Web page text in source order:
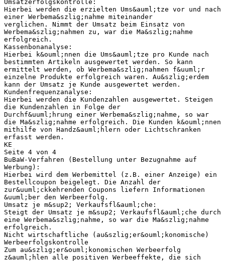
Umsatzerfolgskontrolle:
Hierbei werden die erzielten Ums&auml;tze vor und nach
einer Werbema&szlig;nahme miteinander
verglichen. Nimmt der Umsatz beim Einsatz von
Werbema&szlig;nahmen zu, war die Ma&szlig;nahme
erfolgreich.
Kassenbonanalyse:
Hierbei k&ouml;nnen die Ums&auml;tze pro Kunde nach
bestimmten Artikeln ausgewertet werden. So kann
ermittelt werden, ob Werbema&szlig;nahmen f&uuml;r
einzelne Produkte erfolgreich waren. Au&szlig;erdem
kann der Umsatz je Kunde ausgewertet werden.
Kundenfrequenzanalyse:
Hierbei werden die Kundenzahlen ausgewertet. Steigen
die Kundenzahlen in Folge der
Durchf&uuml;hrung einer Werbema&szlig;nahme, so war
die Ma&szlig;nahme erfolgreich. Die Kunden k&ouml;nnen
mithilfe von Handz&auml;hlern oder Lichtschranken
erfasst werden.
KE
Seite 4 von 4
BuBaW-Verfahren (Bestellung unter Bezugnahme auf
Werbung):
Hierbei wird dem Werbemittel (z.B. einer Anzeige) ein
Bestellcoupon beigelegt. Die Anzahl der
zur&uuml;ckkehrenden Coupons liefern Informationen
&uuml;ber den Werbeerfolg.
Umsatz je m&sup2; Verkaufsfl&auml;che:
Steigt der Umsatz je m&sup2; Verkaufsfl&auml;che durch
eine Werbema&szlig;nahme, so war die Ma&szlig;nahme
erfolgreich.
Nicht wirtschaftliche (au&szlig;er&ouml;konomische)
Werbeerfolgskontrolle
Zum au&szlig;er&ouml;konomischen Werbeerfolg
z&auml;hlen alle positiven Werbeeffekte, die sich